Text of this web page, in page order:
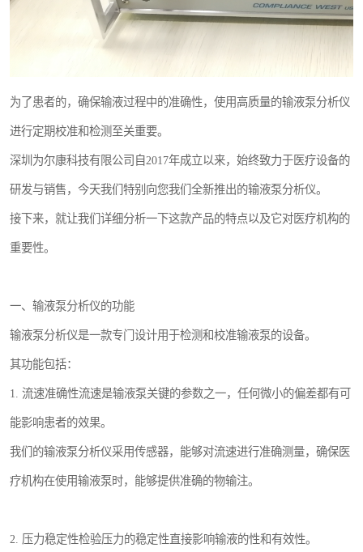
为了患者的，确保输液过程中的准确性，使用高质量的输液泵分析仪
进行定期校准和检测至关重要。
深圳为尔康科技有限公司自2017年成立以来，始终致力于医疗设备的
研发与销售，今天我们特别向您我们全新推出的输液泵分析仪。
接下来，就让我们详细分析一下这款产品的特点以及它对医疗机构的
重要性。
一、输液泵分析仪的功能
输液泵分析仪是一款专门设计用于检测和校准输液泵的设备。
其功能包括：
1. 流速准确性流速是输液泵关键的参数之一，任何微小的偏差都有可
能影响患者的效果。
我们的输液泵分析仪采用传感器，能够对流速进行准确测量，确保医
疗机构在使用输液泵时，能够提供准确的物输注。
2. 压力稳定性检验压力的稳定性直接影响输液的性和有效性。